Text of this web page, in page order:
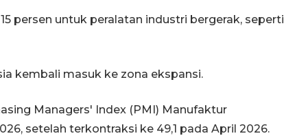
persen untuk peralatan industri bergerak, seperti
kembali masuk ke zona ekspansi.
Managers' Index (PMI) Manufaktur
setelah terkontraksi ke 49,1 pada April 2026.
Distribusi logistik pemilu
gunakan mobil jenazah